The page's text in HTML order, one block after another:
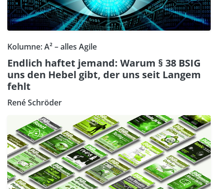
Kolumne: A² – alles Agile
Endlich haftet jemand: Warum § 38 BSIG
uns den Hebel gibt, der uns seit Langem
fehlt
René Schröder